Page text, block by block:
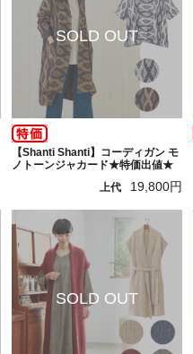
【Shanti Shanti】コーディガン モ
ノトーンジャカード★特価出値★
上代
19,800円